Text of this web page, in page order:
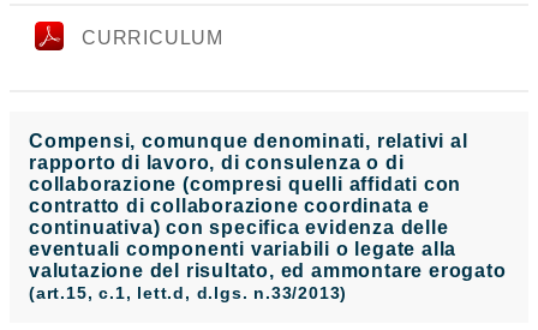
CURRICULUM
Compensi, comunque denominati, relativi al
rapporto di lavoro, di consulenza o di
collaborazione (compresi quelli affidati con
contratto di collaborazione coordinata e
continuativa) con specifica evidenza delle
eventuali componenti variabili o legate alla
valutazione del risultato, ed ammontare erogato
(art.15, c.1, lett.d, d.lgs. n.33/2013)